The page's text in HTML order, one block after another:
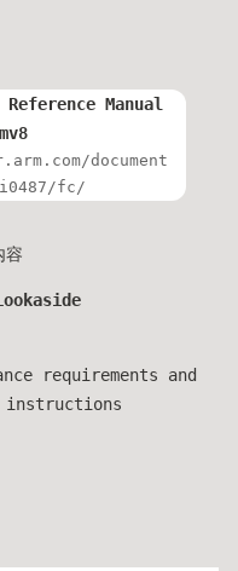
Manual
document
fc/
容
requirements and
instructions